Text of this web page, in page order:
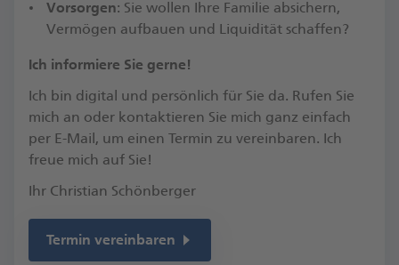
Vorsorgen: Sie wollen Ihre Familie absichern,
Vermögen aufbauen und Liquidität schaffen?
​Ich informiere Sie gerne!
Ich bin digital und persönlich für Sie da. Rufen Sie
mich an oder kontaktieren Sie mich ganz einfach
per E-Mail, um einen Termin zu vereinbaren.​ Ich
freue mich auf Sie!​
Ihr Christian Schönberger
Termin vereinbaren